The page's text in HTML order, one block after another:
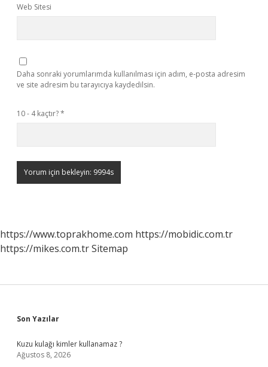
Web Sitesi
Daha sonraki yorumlarımda kullanılması için adım, e-posta adresim
ve site adresim bu tarayıcıya kaydedilsin.
10 - 4 kaçtır?*
https://www.toprakhome.com https://mobidic.com.tr
https://mikes.com.trSitemap
Sidebar
Son Yazılar
Kuzu kulağı kimler kullanamaz ?
Ağustos 8, 2026